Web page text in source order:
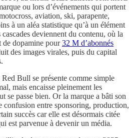
ou lors d’événements qui portent
aviation, ski, parapente,
à un aléa statistique qu’à un élément
deviennent du contenu, où la
de dopamine pour32 M d’abonnés
des images virales, puis du capital
Bull se présente comme simple
mais encaisse pleinement les
se passe bien. Or la marque a bâti son
confusion entre sponsoring, production,
succès car elle est désormais citée
est parvenue à devenir un média.